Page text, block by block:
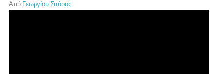
Από Γεωργίου Σπύρος